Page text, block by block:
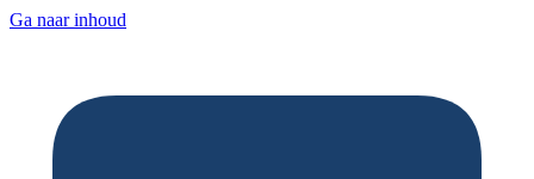
Ga naar inhoud